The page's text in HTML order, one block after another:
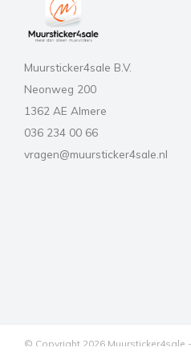
Muursticker4sale B.V.
Neonweg 200
1362 AE Almere
036 234 00 66
vragen@muursticker4sale.nl
© Copyright 2026 Muursticker4sale